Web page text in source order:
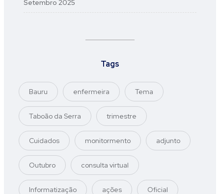
Setembro 2025
Tags
Bauru enfermeira Tema
Taboão da Serra trimestre
Cuidados monitormento adjunto
Outubro consulta virtual
Informatização ações Oficial